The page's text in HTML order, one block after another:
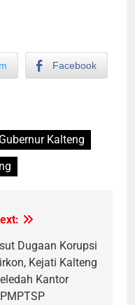
Facebook
Gubernur Kalteng
Dugaan Korupsi
Kejati Kalteng
Kantor